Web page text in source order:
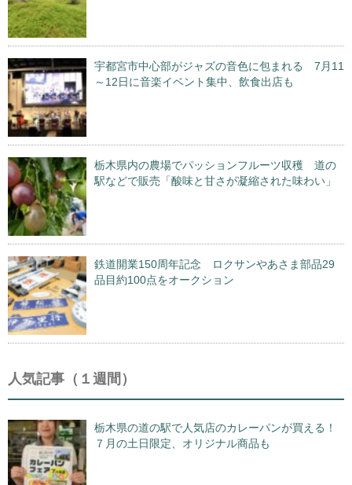
宇都宮市中心部がジャズの音色に包まれる 7月11
～12日に音楽イベント集中、飲食出店も
栃木県内の農場でパッションフルーツ収穫 道の
駅などで販売「酸味と甘さが凝縮された味わい」
鉄道開業150周年記念 ロクサンやあさま部品29
品目約100点をオークション
人気記事（１週間）
栃木県の道の駅で人気店のカレーパンが買える！
７月の土日限定、オリジナル商品も